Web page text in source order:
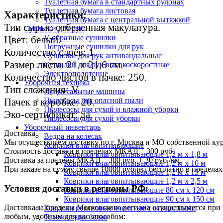
Туалетная бумага в стандартных рулонах
Туалетная бумага листовая
Туалетная бумага с центральной вытяжкой
Сушилки для рук
V-образные сушилки
Погружные сушилки для рук
Сушилки для рук антивандальные
Сушилки для рук высокоскоростные
Электрополотенце
Уборочная техника
Подметальные машины
Пылесосы для опасной пыли
Пылесосы для сухой и влажной уборки
Пылесосы для сухой уборки
Уборочный инвентарь
Ведра на колесах
Коврики влаговпитывающие
Коврики влаговпитывающие 1,2 м х 1,8 м
Коврики влаговпитывающие 1,2 м х 10 м
Коврики влаговпитывающие 1,2 м х 15 м
Коврики влаговпитывающие 1,2 м х 2,5 м
Коврики влаговпитывающие 80 см х 120 см
Коврики влаговпитывающие 90 см х 150 см
Коврики резиновые ячеистые с отверстиями
Тележки для белья
Характеристики:
Тип сырья: отбеленная макулатура.
Цвет: белый.
Количество слоёв: 1.
Размер листа: 21 х 21,6 см.
Количество листов в пачке: 250.
Тип сложения: V.
Пачек в коробке: 20.
Эко-сертификат: да.
Доставка
Мы осуществляем доставку по г. Москва и МО собственной
Стоимость доставки в пределах МКАД – 300 руб.
Доставка за пределы МКАД – 300 руб. + 30 руб./км.
При заказе на сумму свыше 10000 рублей-бесплатно в
Условия доставки в регионы РФ:
Доставка за пределы Московского региона осуществляется
любым, удобным для вас способом: